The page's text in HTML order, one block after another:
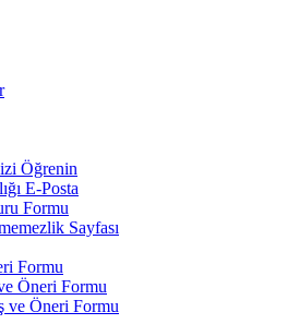
Öğrenin
E-Posta
Formu
Sayfası
Formu
Öneri Formu
ve Öneri Formu